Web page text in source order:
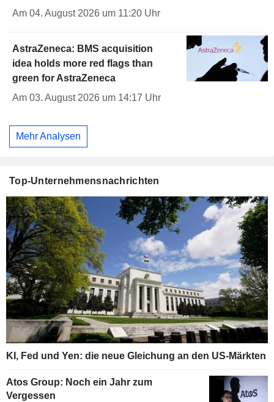
Am 04. August 2026 um 11:20 Uhr
AstraZeneca: BMS acquisition
idea holds more red flags than
green for AstraZeneca
Am 03. August 2026 um 14:17 Uhr
Mehr Analysen
Top-Unternehmensnachrichten
KI, Fed und Yen: die neue Gleichung an den US-Märkten
Atos Group: Noch ein Jahr zum
Vergessen